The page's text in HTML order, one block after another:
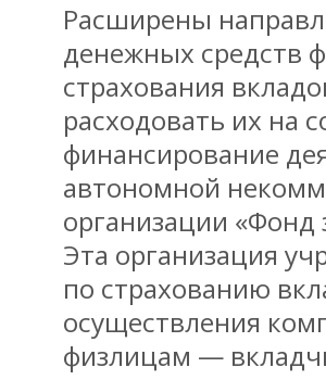
Расширены
денежных средств
страхования
расходовать их на
финансирование
автономной
организации
Эта организация
по страхованию
осуществления
физлицам —